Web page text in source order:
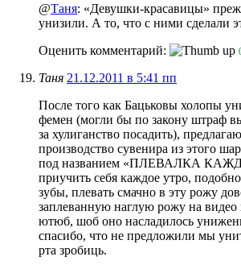
@Таня: «Девушки-красавицы»
унизили. А то, что с ними сделали
Оценить комментарий:
Таня 21.12.2011 в 5:41 пп
После того как Бацьковы холопы
фемен (могли бы по закону штраф
за хулиганство посадить),
производство сувенира из этого
под названием «ПЛЕВАЛКА
приучить себя каждое утро,
зубы, плевать смачно в эту рожу
заплеванную наглую рожу на видео
ютюб, шоб оно насладилось
спасибо, что не предложили мы
рта зробиць.